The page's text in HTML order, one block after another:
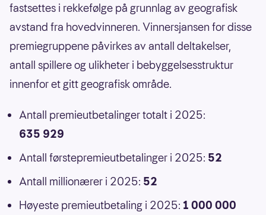
fastsettes i rekkefølge på grunnlag av geografisk
avstand fra hovedvinneren. Vinnersjansen for disse
premiegruppene påvirkes av antall deltakelser,
antall spillere og ulikheter i bebyggelsesstruktur
innenfor et gitt geografisk område.
Antall premieutbetalinger totalt i 2025:
635 929
Antall førstepremieutbetalinger i 2025: 52
Antall millionærer i 2025: 52
Høyeste premieutbetaling i 2025: 1 000 000